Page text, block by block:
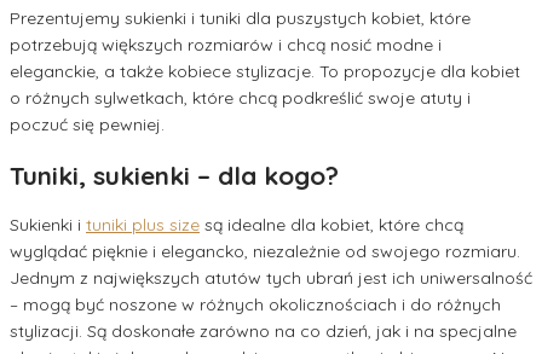
Prezentujemy sukienki i tuniki dla puszystych kobiet, które
potrzebują większych rozmiarów i chcą nosić modne i
eleganckie, a także kobiece stylizacje. To propozycje dla kobiet
o różnych sylwetkach, które chcą podkreślić swoje atuty i
poczuć się pewniej.
Tuniki, sukienki – dla kogo?
Sukienki i tuniki plus size są idealne dla kobiet, które chcą
wyglądać pięknie i elegancko, niezależnie od swojego rozmiaru.
Jednym z największych atutów tych ubrań jest ich uniwersalność
– mogą być noszone w różnych okolicznościach i do różnych
stylizacji. Są doskonałe zarówno na co dzień, jak i na specjalne